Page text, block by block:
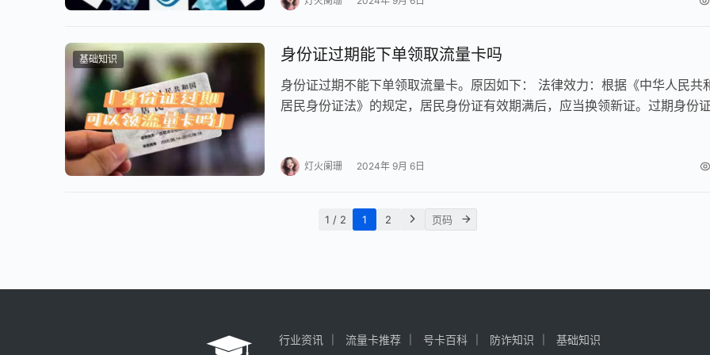
基础知识 身份证过期能下单领取流量卡吗
身份证过期不能下单领取流量卡。原因如下： 法律效力：根据《中华人民共
居民身份证法》的规定，居民身份证有效期满后，应当换领新证。过期身份
灯火阑珊 2024年 9月 6日
1 / 2 1 2
行业资讯 流量卡推荐 号卡百科 防诈知识 基础知识